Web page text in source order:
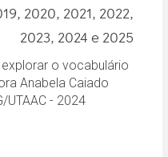
2020, 2021, 2022,
2023, 2024 e 2025
explorar o vocabulário
Anabela Caiado
UTAAC - 2024